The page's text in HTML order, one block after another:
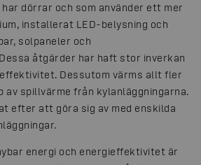
dörrar och som använder ett mer
installerat LED-belysning och
solpaneler och
åtgärder har haft stor inverkan
Dessutom värms allt fler
av spillvärme från kylanläggningarna.
efter att göra sig av med enskilda
energi och energieffektivitet är